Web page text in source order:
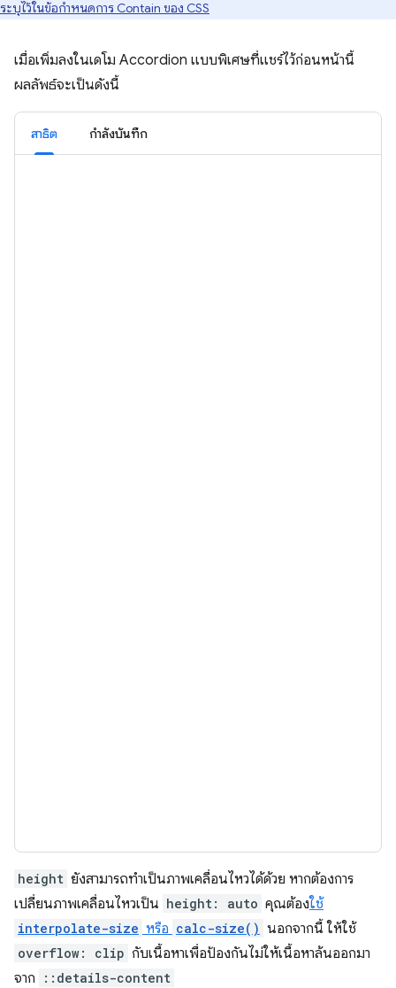
ระบุไว้ในข้อกำหนดการ Contain ของ CSS
เมื่อเพิ่มลงในเดโม Accordion แบบพิเศษที่แชร์ไว้ก่อนหน้านี้
ผลลัพธ์จะเป็นดังนี้
สาธิต กำลังบันทึก
height ยังสามารถทำเป็นภาพเคลื่อนไหวได้ด้วย หากต้องการ
เปลี่ยนภาพเคลื่อนไหวเป็น height: auto คุณต้องใช้
interpolate-size หรือ calc-size() นอกจากนี้ ให้ใช้
overflow: clip กับเนื้อหาเพื่อป้องกันไม่ให้เนื้อหาล้นออกมา
จาก
::details-content